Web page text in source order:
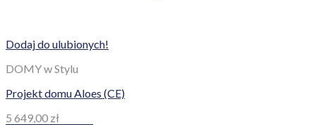
Dodaj do ulubionych!
DOMY w Stylu
Projekt domu Aloes (CE)
5 649,00 zł